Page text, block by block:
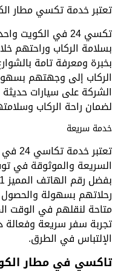
تعتبر خدمة تكسي مطار
تكسي 24 في
بسلامة الركاب وراحتهم
بخبرة ومعرفة تامة
الركاب إلى وجهتهم
الشركة على سيارات
لضمان راحة الركاب
خدمة سريعة
السريعة والموثوقة في
رحلاتهم بسهولة
متاحة لنقلهم في الوقت
تجربة سفر سريعة وفعالة
الإلتباس في الطرق.
تاكسي في مطار